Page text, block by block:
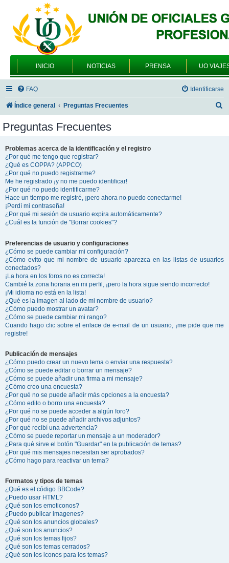
INICIO NOTICIAS PRENSA UO
FAQ Identificarse
Índice general Preguntas Frecuentes
Preguntas Frecuentes
Problemas acerca de la identificación y el registro
¿Por qué me tengo que registrar?
¿Qué es COPPA? (APPCO)
¿Por qué no puedo registrarme?
Me he registrado ¡y no me puedo identificar!
¿Por qué no puedo identificarme?
Hace un tiempo me registré, ¡pero ahora no puedo conectarme!
¡Perdí mi contraseña!
¿Por qué mi sesión de usuario expira automáticamente?
¿Cuál es la función de "Borrar cookies"?
Preferencias de usuario y configuraciones
¿Cómo se puede cambiar mi configuración?
¿Cómo evito que mi nombre de usuario aparezca en las listas de usuarios
conectados?
¡La hora en los foros no es correcta!
Cambié la zona horaria en mi perfil, ¡pero la hora sigue siendo incorrecto!
¡Mi idioma no está en la lista!
¿Qué es la imagen al lado de mi nombre de usuario?
¿Cómo puedo mostrar un avatar?
¿Cómo se puede cambiar mi rango?
Cuando hago clic sobre el enlace de e-mail de un usuario, ¡me pide que me
registre!
Publicación de mensajes
¿Cómo puedo crear un nuevo tema o enviar una respuesta?
¿Cómo se puede editar o borrar un mensaje?
¿Cómo se puede añadir una firma a mi mensaje?
¿Cómo creo una encuesta?
¿Por qué no se puede añadir más opciones a la encuesta?
¿Cómo edito o borro una encuesta?
¿Por qué no se puede acceder a algún foro?
¿Por qué no se puede añadir archivos adjuntos?
¿Por qué recibí una advertencia?
¿Cómo se puede reportar un mensaje a un moderador?
¿Para qué sirve el botón "Guardar" en la publicación de temas?
¿Por qué mis mensajes necesitan ser aprobados?
¿Cómo hago para reactivar un tema?
Formatos y tipos de temas
¿Qué es el código BBCode?
¿Puedo usar HTML?
¿Qué son los emoticonos?
¿Puedo publicar imagenes?
¿Qué son los anuncios globales?
¿Qué son los anuncios?
¿Qué son los temas fijos?
¿Qué son los temas cerrados?
¿Qué son los iconos para los temas?